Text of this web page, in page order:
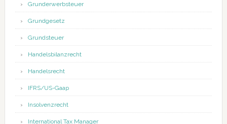
Grunderwerbsteuer
Grundgesetz
Grundsteuer
Handelsbilanzrecht
Handelsrecht
IFRS/US-Gaap
Insolvenzrecht
International Tax Manager